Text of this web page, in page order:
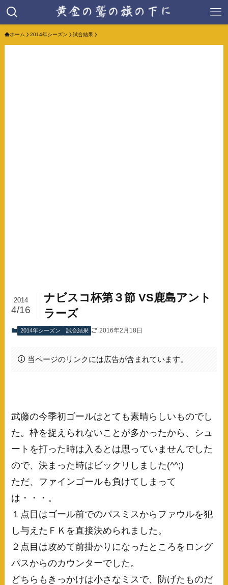
ホーム 2014年シーズン 試合結果
ナビスコ杯第３節 VS鹿島アント
ラーズ
2014
4/16
2014年シーズン 試合結果 2016年2月18日
当ページのリンクには広告が含まれています。
武藤の今季初ゴールはとても素晴らしいものでし
た。枠を捉えられないことが多かったから、シュ
ートを打った時は入るとは思っていませんでした
ので、決まった時はビックリしました(^^;)
ただ、ファインゴールも負けてしまって
は・・・。
１点目はゴール前でのパスミスからファウルを犯
し与えたＦＫを直接決められました。
２点目は攻めて前掛かりになったところをロング
パスからのカウンターでした。
どちらもきっかけは小さなミスで、防げたものだ